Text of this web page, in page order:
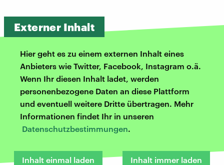
Externer Inhalt
Hier geht es zu einem externen Inhalt eines
Anbieters wie Twitter, Facebook, Instagram o.ä.
Wenn Ihr diesen Inhalt ladet, werden
personenbezogene Daten an diese Plattform
und eventuell weitere Dritte übertragen. Mehr
Informationen findet Ihr in unseren
Datenschutzbestimmungen.
Inhalt einmal laden Inhalt immer laden